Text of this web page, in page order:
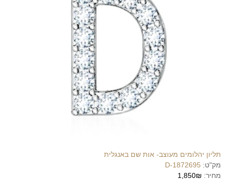
תליון יהלומים מעוצב- אות שם באנגלית
מק"ט: 1872695-D
מחיר: 1,850₪